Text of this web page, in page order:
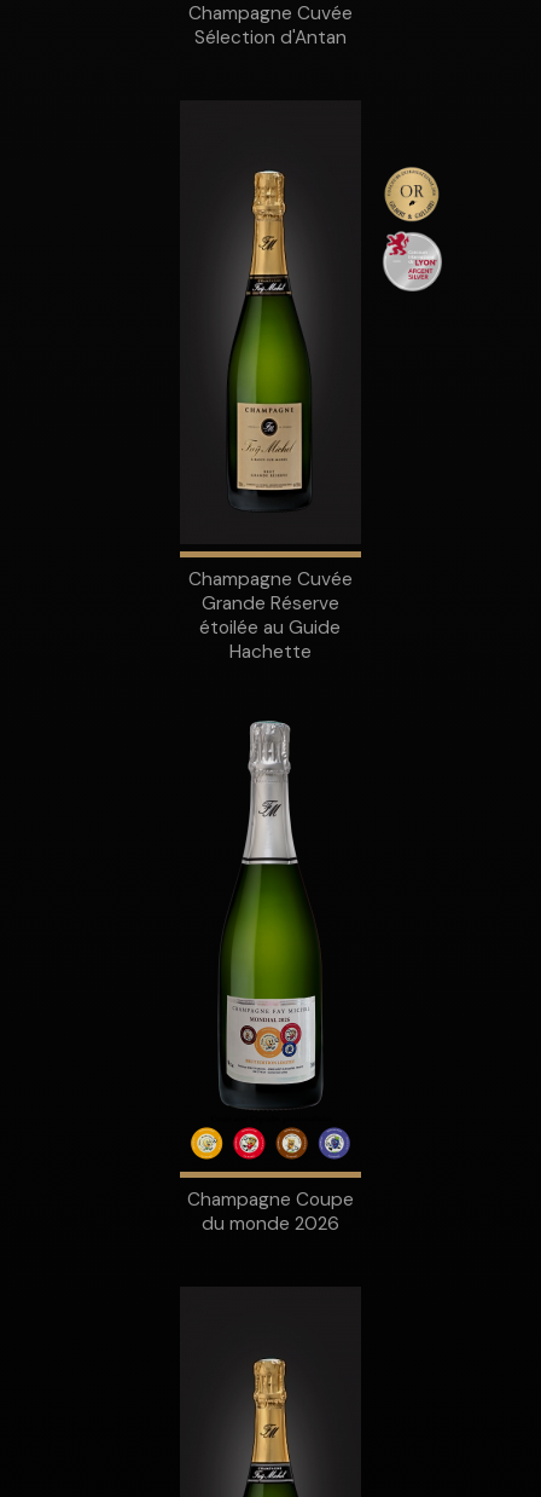
Champagne Cuvée
Sélection d'Antan
Champagne Cuvée
Grande Réserve
étoilée au Guide
Hachette
Champagne Coupe
du monde 2026